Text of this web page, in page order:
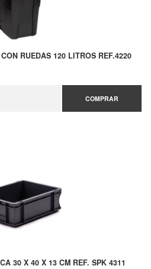
RUEDAS 120 LITROS REF.4220
COMPRAR
30 X 40 X 13 CM REF. SPK 4311